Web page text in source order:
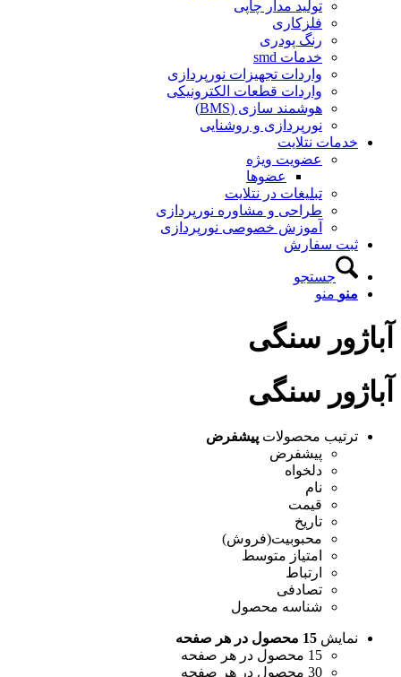
تولید مدار چاپی
فلزکاری
رنگ پودری
خدمات smd
واردات تجهیزات نورپردازی
واردات قطعات الکترونیکی
هوشمند سازی (BMS)
نورپردازی و روشنایی
خدمات نتلایت
عضویت ویژه
عضوها
تبلیغات در نتلایت
طراحی و مشاوره نورپردازی
آموزش خصوصی نورپردازی
ثبت سفارش
جستجو
منو منو
آباژور سنگی
آباژور سنگی
ترتیب محصولات پیشفرض
پیشفرض
دلخواه
نام
قیمت
تاریخ
محبوبیت(فروش)
امتیاز متوسط
ارتباط
تصادفی
شناسه محصول
نمایش 15 محصول در هر صفحه
15 محصول در هر صفحه
30 محصول در هر صفحه